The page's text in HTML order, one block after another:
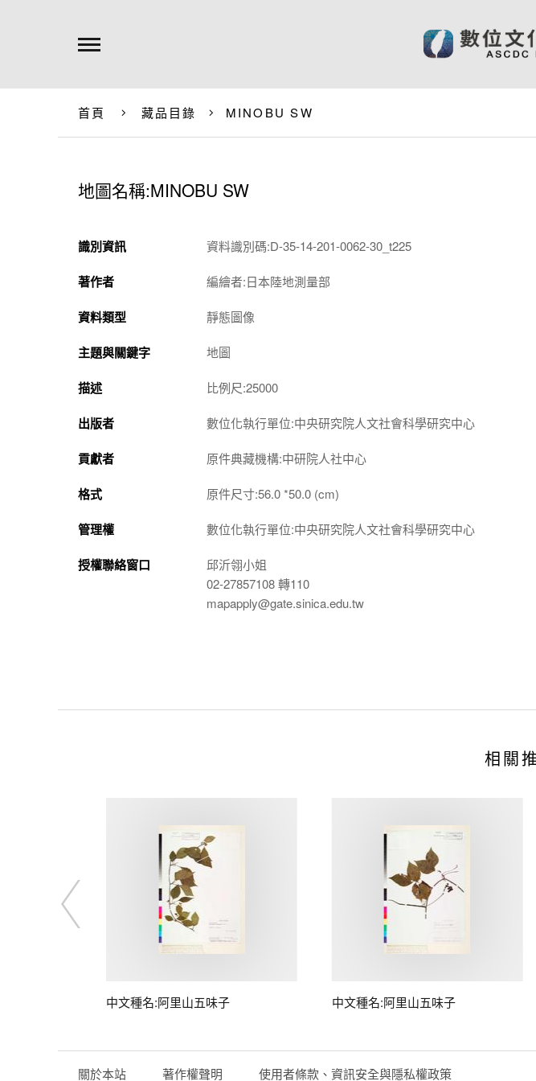
首頁 藏品目錄 MINOBU SW
地圖名稱:MINOBU SW
識別資訊 資料識別碼:D-35-14-201-0062-30_t225
著作者 編繪者:日本陸地測量部
資料類型 靜態圖像
主題與關鍵字 地圖
描述 比例尺:25000
出版者 數位化執行單位:中央研究院人文社會科學研究中心
貢獻者 原件典藏機構:中研院人社中心
格式 原件尺寸:56.0 *50.0 (cm)
管理權 數位化執行單位:中央研究院人文社會科學研究中心
授權聯絡窗口
邱沂翎小姐
02-27857108 轉110
mapapply@gate.sinica.edu.tw
相關
中文種名:阿里山五味子 中文種名:阿里山五味子
關於本站 著作權聲明 使用者條款、資訊安全與隱私權政策